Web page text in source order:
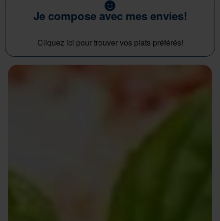
Je compose avec mes envies!
Cliquez ici pour trouver vos plats préférés!